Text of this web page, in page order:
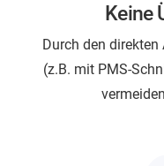
Keine
Durch den
(z.B. mit PMS-